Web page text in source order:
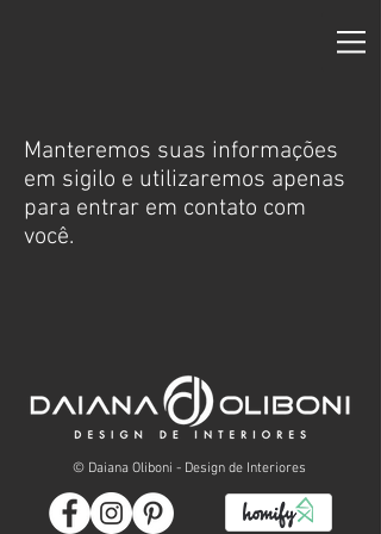
Manteremos suas informações
em sigilo e utilizaremos apenas
para entrar em contato com
você.
© Daiana Oliboni - Design de Interiores